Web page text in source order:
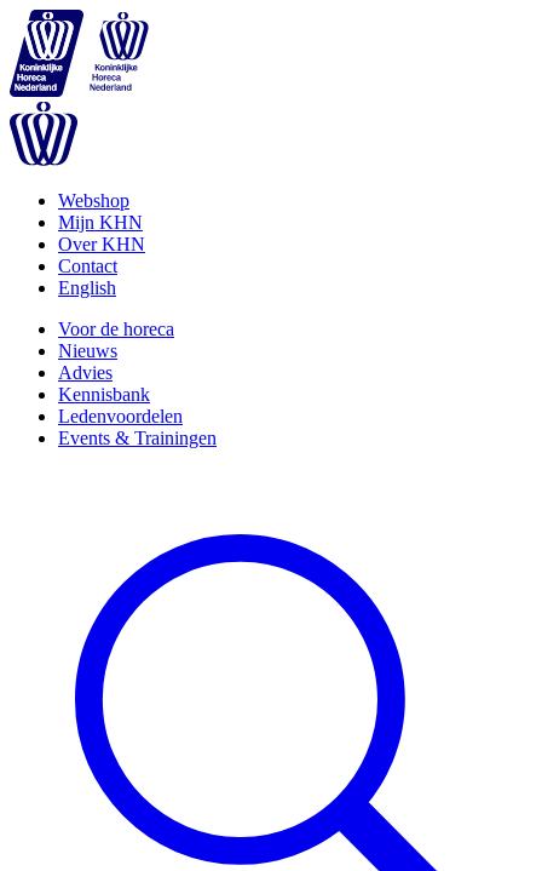
Webshop
Mijn KHN
Over KHN
Contact
English
Voor de horeca
Nieuws
Advies
Kennisbank
Ledenvoordelen
Events & Trainingen